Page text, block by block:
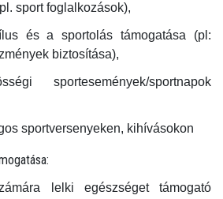
sport foglalkozások),
és a sportolás támogatása (pl:
biztosítása),
sportesemények/sportnapok
sportversenyeken, kihívásokon
lelki egészséget támogató